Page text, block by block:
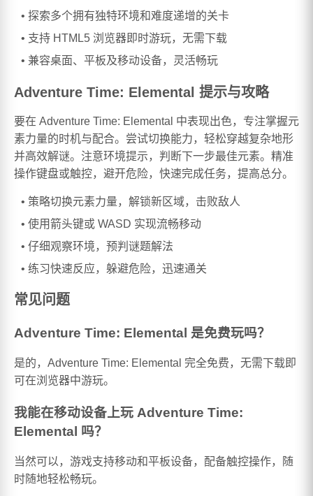
探索多个拥有独特环境和难度递增的关卡
支持 HTML5 浏览器即时游玩，无需下载
兼容桌面、平板及移动设备，灵活畅玩
Adventure Time: Elemental 提示与攻略
要在 Adventure Time: Elemental 中表现出色，专注掌握元
素力量的时机与配合。尝试切换能力，轻松穿越复杂地形
并高效解谜。注意环境提示，判断下一步最佳元素。精准
操作键盘或触控，避开危险，快速完成任务，提高总分。
策略切换元素力量，解锁新区域，击败敌人
使用箭头键或 WASD 实现流畅移动
仔细观察环境，预判谜题解法
练习快速反应，躲避危险，迅速通关
常见问题
Adventure Time: Elemental 是免费玩吗？
是的，Adventure Time: Elemental 完全免费，无需下载即
可在浏览器中游玩。
我能在移动设备上玩 Adventure Time:
Elemental 吗？
当然可以，游戏支持移动和平板设备，配备触控操作，随
时随地轻松畅玩。